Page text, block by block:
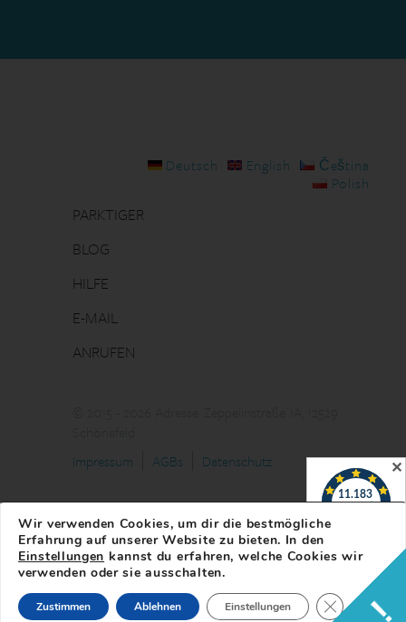
Deutsch English
Čeština
Polish
PARKTIGER
BLOG
HILFE
E-MAIL
ANRUFEN
Impressum
AGBs Datenschutz
Wir verwenden Cookies, um dir die bestmögliche
Erfahrung auf unserer Website zu bieten. In den
Einstellungen kannst du erfahren, welche Cookies wir
verwenden oder sie ausschalten.
Zustimmen Ablehnen Einstellungen GDPR !
✕